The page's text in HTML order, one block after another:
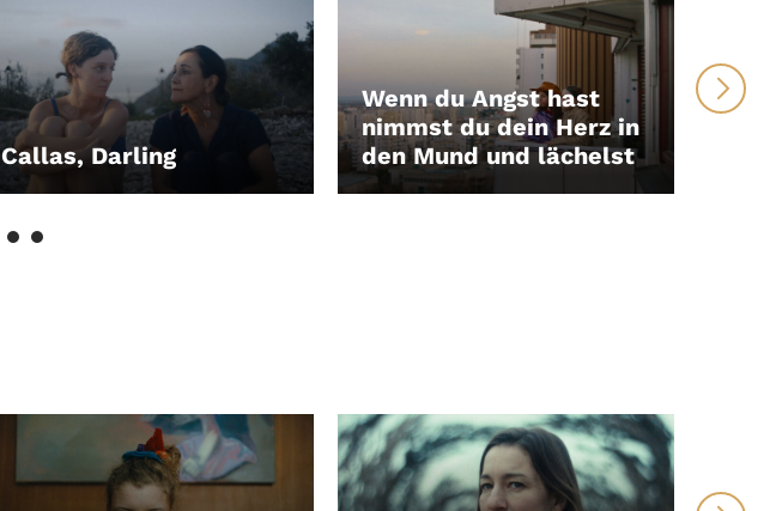
Callas, Darling
LEIHEN
Wenn du Angst hast
nimmst du dein Herz in
den Mund und lächelst
LEIHEN